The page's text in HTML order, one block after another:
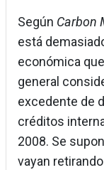
Según Carbon
está
económica
general
excedente de
créditos
2008. Se
vayan